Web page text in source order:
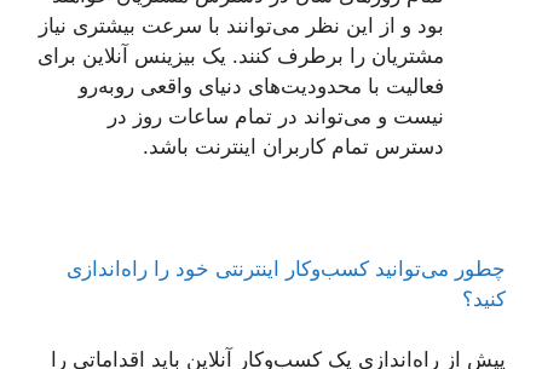
بود و از این نظر می‌توانند با سرعت بیشتری نیاز
مشتریان را برطرف کنند. یک بیزینس آنلاین برای
فعالیت با محدودیت‌های دنیای واقعی روبه‌رو
نیست و می‌تواند در تمام ساعات روز در
دسترس تمام کاربران اینترنت باشد.
چطور می‌توانید کسب‌وکار اینترنتی خود را راه‌اندازی
کنید؟
پیش از راه‌اندازی یک کسب‌وکار آنلاین باید اقداماتی را